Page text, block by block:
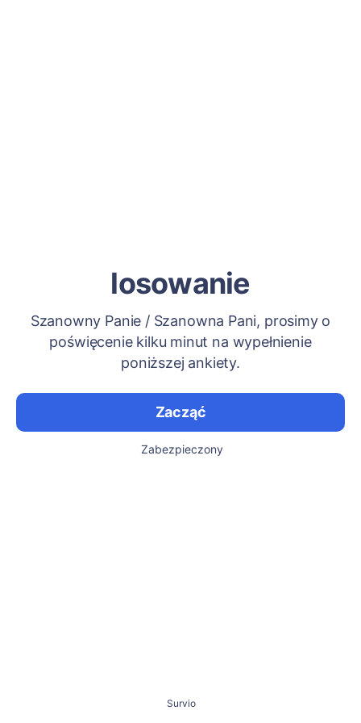
losowanie
Szanowny Panie / Szanowna Pani, prosimy o
poświęcenie kilku minut na wypełnienie
poniższej ankiety.
Zacząć
Zabezpieczony
Survio